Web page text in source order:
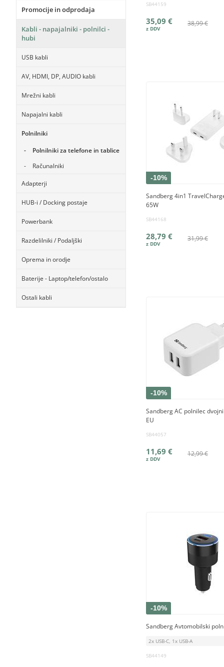
Promocije in odprodaja
Kabli - napajalniki - polnilci -
hubi
USB kabli
AV, HDMI, DP, AUDIO kabli
Mrežni kabli
Napajalni kabli
Polnilniki
Polnilniki za telefone in tablice
Računalniki
Adapterji
HUB-i / Docking postaje
Powerbank
Razdelilniki / Podaljški
Oprema in orodje
Baterije - Laptop/telefon/ostalo
Ostali kabli
SB44159
38,99 €
35,09 €
-10%
Sandberg 4in1
65W
SB44168
31,99 €
28,79 €
-10%
Sandberg AC polnilec
EU
SB44057
12,99 €
11,69 €
-10%
Sandberg Avtomobilski
2x USB-C, 1x USB-A
SB44149